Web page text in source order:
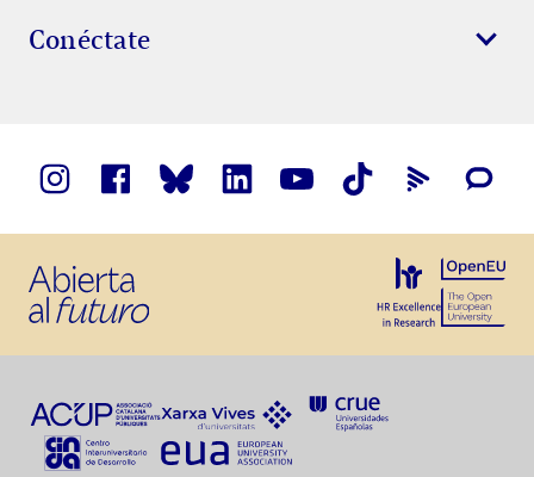
Conéctate